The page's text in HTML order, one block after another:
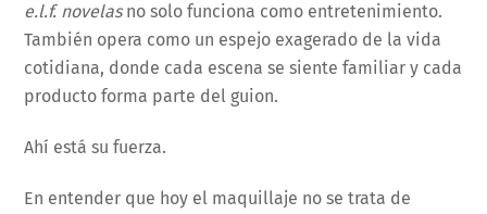
e.l.f. novelasno solo funciona como entretenimiento.
También opera como un espejo exagerado de la vida
cotidiana, donde cada escena se siente familiar y cada
producto forma parte del guion.
Ahí está su fuerza.
En entender que hoy el maquillaje no se trata de